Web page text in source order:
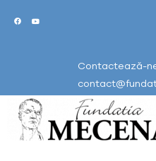
Contactează-